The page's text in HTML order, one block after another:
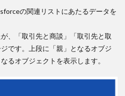
の関連リストにあたるデータを
、「取引先と商談」「取引先と取
です。上段に「親」となるオブジ
るオブジェクトを表示します。